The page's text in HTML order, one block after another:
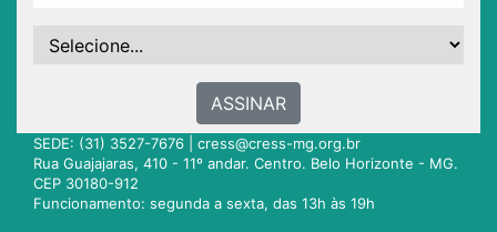
ASSINAR
SEDE: (31) 3527-7676 | cress@cress-mg.org.br
Rua Guajajaras, 410 - 11º andar. Centro. Belo Horizonte - MG.
CEP 30180-912
Funcionamento: segunda a sexta, das 13h às 19h